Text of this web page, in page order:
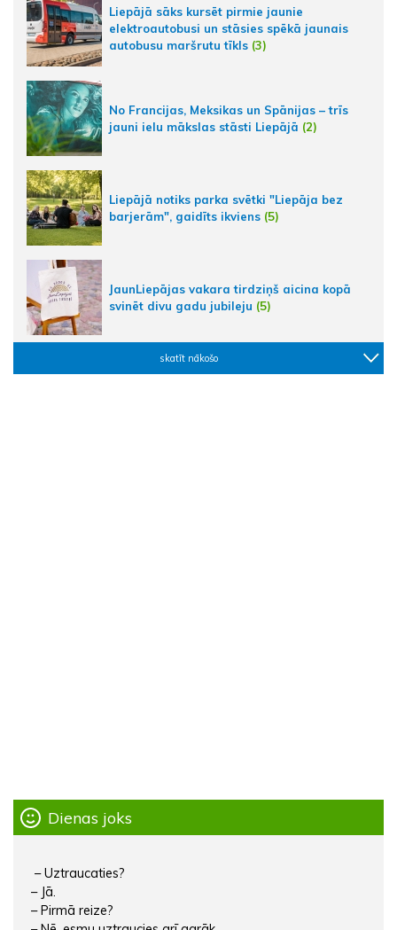
Liepājā sāks kursēt pirmie jaunie
elektroautobusi un stāsies spēkā jaunais
autobusu maršrutu tīkls (3)
No Francijas, Meksikas un Spānijas – trīs
jauni ielu mākslas stāsti Liepājā (2)
Liepājā notiks parka svētki "Liepāja bez
barjerām", gaidīts ikviens (5)
JaunLiepājas vakara tirdziņš aicina kopā
svinēt divu gadu jubileju (5)
skatīt nākošo
Dienas joks
– Uztraucaties?
– Jā.
– Pirmā reize?